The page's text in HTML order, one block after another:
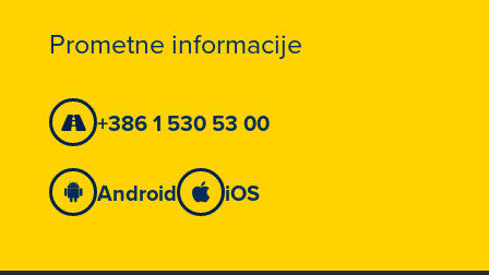
Prometne informacije
+386 1 530 53 00
Android iOS